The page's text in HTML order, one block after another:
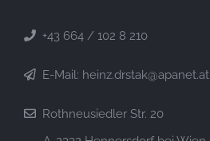
+43 664 / 102 8 210
E-Mail: heinz.drstak@apanet.at
Rothneusiedler Str. 20